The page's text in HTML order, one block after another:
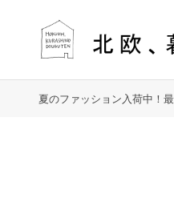
夏のファッション入荷中！